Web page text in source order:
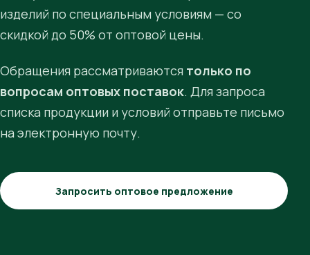
изделий по специальным условиям — со
скидкой до 50% от оптовой цены.
Обращения рассматриваются только по
вопросам оптовых поставок. Для запроса
списка продукции и условий отправьте письмо
на электронную почту.
Запросить оптовое предложение